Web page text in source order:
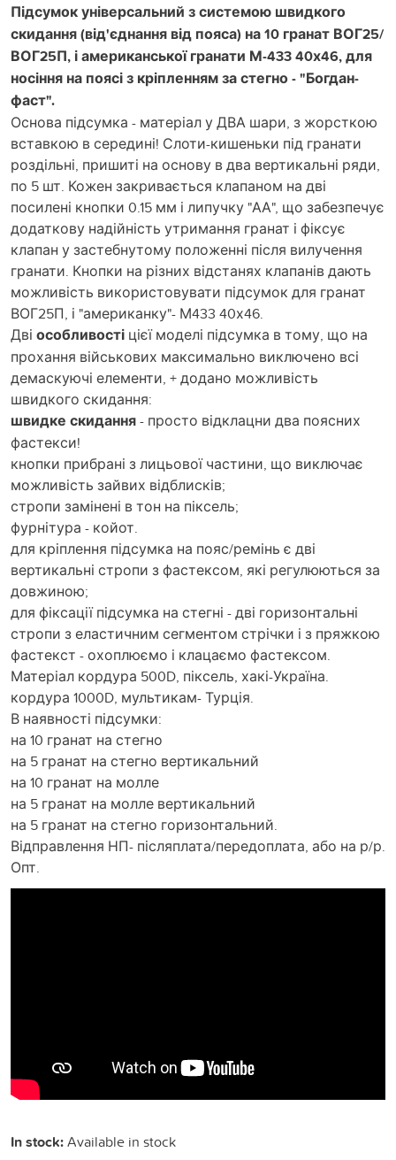
Підсумок універсальний з системою швидкого
скидання (від'єднання від пояса) на 10 гранат ВОГ25/
ВОГ25П, і американської гранати М-433 40х46, для
носіння на поясі з кріпленням за стегно - "Богдан-
фаст".
Основа підсумка - матеріал у ДВА шари, з жорсткою
вставкою в середині! Слоти-кишеньки під гранати
роздільні, пришиті на основу в два вертикальні ряди,
по 5 шт. Кожен закривається клапаном на дві
посилені кнопки 0.15 мм і липучку "АА", що забезпечує
додаткову надійність утримання гранат і фіксує
клапан у застебнутому положенні після вилучення
гранати. Кнопки на різних відстанях клапанів дають
можливість використовувати підсумок для гранат
ВОГ25П, і "американку"- М433 40х46.
Дві особливості цієї моделі підсумка в тому, що на
прохання військових максимально виключено всі
демаскуючі елементи, + додано можливість
швидкого скидання:
швидке скидання- просто відклацни два поясних
фастекси!
кнопки прибрані з лицьової частини, що виключає
можливість зайвих відблисків;
стропи замінені в тон на піксель;
фурнітура - койот.
для кріплення підсумка на пояс/ремінь є дві
вертикальні стропи з фастексом, які регулюються за
довжиною;
для фіксації підсумка на стегні - дві горизонтальні
стропи з еластичним сегментом стрічки і з пряжкою
фастекст - охоплюємо і клацаємо фастексом.
Матеріал кордура 500D, піксель, хакі-Україна.
кордура 1000D, мультикам- Турція.
В наявності підсумки:
на 10 гранат на стегно
на 5 гранат на стегно вертикальний
на 10 гранат на молле
на 5 гранат на молле вертикальний
на 5 гранат на стегно горизонтальний.
Відправлення НП- післяплата/передоплата, або на р/р.
Опт.
In stock:Available in stock